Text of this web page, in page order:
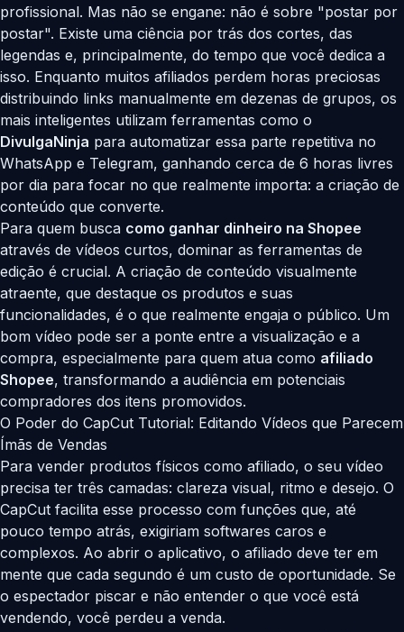
profissional. Mas não se engane: não é sobre "postar por
postar". Existe uma ciência por trás dos cortes, das
legendas e, principalmente, do tempo que você dedica a
isso. Enquanto muitos afiliados perdem horas preciosas
distribuindo links manualmente em dezenas de grupos, os
mais inteligentes utilizam ferramentas como o
DivulgaNinja para automatizar essa parte repetitiva no
WhatsApp e Telegram, ganhando cerca de 6 horas livres
por dia para focar no que realmente importa: a criação de
conteúdo que converte.
Para quem busca como ganhar dinheiro na Shopee
através de vídeos curtos, dominar as ferramentas de
edição é crucial. A criação de conteúdo visualmente
atraente, que destaque os produtos e suas
funcionalidades, é o que realmente engaja o público. Um
bom vídeo pode ser a ponte entre a visualização e a
compra, especialmente para quem atua como afiliado
Shopee, transformando a audiência em potenciais
compradores dos itens promovidos.
O Poder do CapCut Tutorial: Editando Vídeos que Parecem
Ímãs de Vendas
Para vender produtos físicos como afiliado, o seu vídeo
precisa ter três camadas: clareza visual, ritmo e desejo. O
CapCut facilita esse processo com funções que, até
pouco tempo atrás, exigiriam softwares caros e
complexos. Ao abrir o aplicativo, o afiliado deve ter em
mente que cada segundo é um custo de oportunidade. Se
o espectador piscar e não entender o que você está
vendendo, você perdeu a venda.